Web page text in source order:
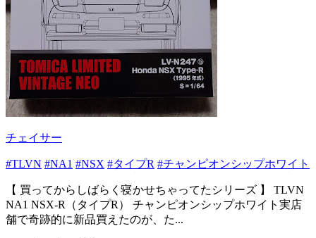
チェイサー
#TLVN #NA1 #NSX #タイプR #チャンピオンシップホワイト
【 買ってからしばらく寝かせちゃってたシリーズ 】 TLVN
NA1 NSX-R（タイプR） チャンピオンシップホワイト実店
舗で奇跡的に新品買えたのが、た...